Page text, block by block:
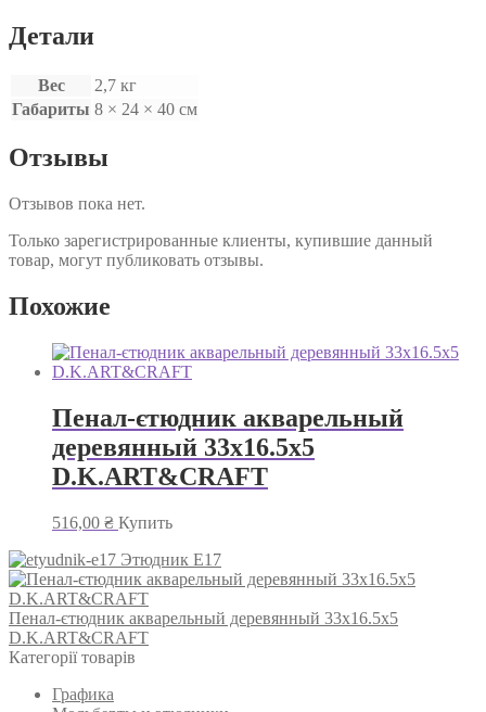
Детали
Вес
2,7 кг
Габариты 8 × 24 × 40 см
Отзывы
Отзывов пока нет.
Только зарегистрированные клиенты, купившие данный
товар, могут публиковать отзывы.
Похожие
Пенал-єтюдник акварельный
деревянный 33х16.5х5
D.K.ART&CRAFT
516,00 ₴ Купить
Этюдник Е17
Пенал-єтюдник акварельный деревянный 33х16.5х5
D.K.ART&CRAFT
Категорії товарів
Графика